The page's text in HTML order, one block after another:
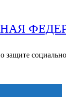
защите